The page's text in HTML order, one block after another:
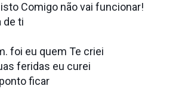
Comigo não vai funcionar!
de ti
foi eu quem Te criei
feridas eu curei
ficar